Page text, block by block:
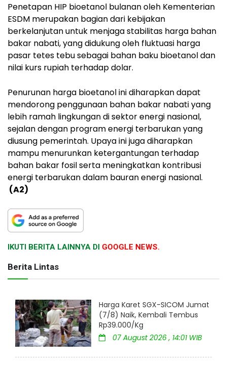
Penetapan HIP bioetanol bulanan oleh Kementerian
ESDM merupakan bagian dari kebijakan
berkelanjutan untuk menjaga stabilitas harga bahan
bakar nabati, yang didukung oleh fluktuasi harga
pasar tetes tebu sebagai bahan baku bioetanol dan
nilai kurs rupiah terhadap dolar.
Penurunan harga bioetanol ini diharapkan dapat
mendorong penggunaan bahan bakar nabati yang
lebih ramah lingkungan di sektor energi nasional,
sejalan dengan program energi terbarukan yang
diusung pemerintah. Upaya ini juga diharapkan
mampu menurunkan ketergantungan terhadap
bahan bakar fosil serta meningkatkan kontribusi
energi terbarukan dalam bauran energi nasional.
(A2)
IKUTI BERITA LAINNYA DI GOOGLE NEWS.
Berita Lintas
Harga Karet SGX-SICOM Jumat
(7/8) Naik, Kembali Tembus
Rp39.000/Kg
07 August 2026 , 14:01 WIB